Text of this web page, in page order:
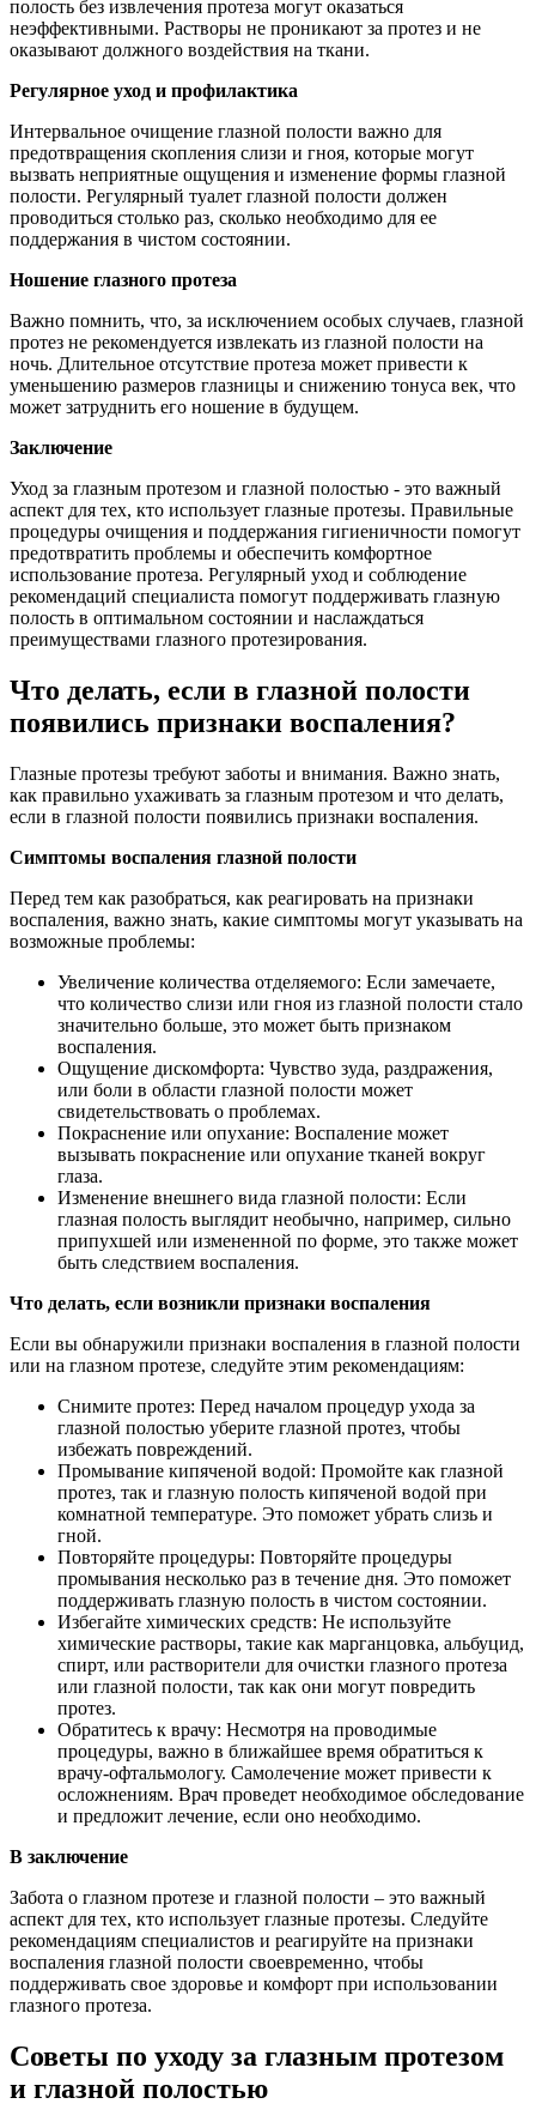
полость без извлечения протеза могут оказаться
неэффективными. Растворы не проникают за протез и не
оказывают должного воздействия на ткани.
Регулярное уход и профилактика
Интервальное очищение глазной полости важно для
предотвращения скопления слизи и гноя, которые могут
вызвать неприятные ощущения и изменение формы глазной
полости. Регулярный туалет глазной полости должен
проводиться столько раз, сколько необходимо для ее
поддержания в чистом состоянии.
Ношение глазного протеза
Важно помнить, что, за исключением особых случаев, глазной
протез не рекомендуется извлекать из глазной полости на
ночь. Длительное отсутствие протеза может привести к
уменьшению размеров глазницы и снижению тонуса век, что
может затруднить его ношение в будущем.
Заключение
Уход за глазным протезом и глазной полостью - это важный
аспект для тех, кто использует глазные протезы. Правильные
процедуры очищения и поддержания гигиеничности помогут
предотвратить проблемы и обеспечить комфортное
использование протеза. Регулярный уход и соблюдение
рекомендаций специалиста помогут поддерживать глазную
полость в оптимальном состоянии и наслаждаться
преимуществами глазного протезирования.
Что делать, если в глазной полости
появились признаки воспаления?
Глазные протезы требуют заботы и внимания. Важно знать,
как правильно ухаживать за глазным протезом и что делать,
если в глазной полости появились признаки воспаления.
Симптомы воспаления глазной полости
Перед тем как разобраться, как реагировать на признаки
воспаления, важно знать, какие симптомы могут указывать на
возможные проблемы:
Увеличение количества отделяемого: Если замечаете,
что количество слизи или гноя из глазной полости стало
значительно больше, это может быть признаком
воспаления.
Ощущение дискомфорта: Чувство зуда, раздражения,
или боли в области глазной полости может
свидетельствовать о проблемах.
Покраснение или опухание: Воспаление может
вызывать покраснение или опухание тканей вокруг
глаза.
Изменение внешнего вида глазной полости: Если
глазная полость выглядит необычно, например, сильно
припухшей или измененной по форме, это также может
быть следствием воспаления.
Что делать, если возникли признаки воспаления
Если вы обнаружили признаки воспаления в глазной полости
или на глазном протезе, следуйте этим рекомендациям:
Снимите протез: Перед началом процедур ухода за
глазной полостью уберите глазной протез, чтобы
избежать повреждений.
Промывание кипяченой водой: Промойте как глазной
протез, так и глазную полость кипяченой водой при
комнатной температуре. Это поможет убрать слизь и
гной.
Повторяйте процедуры: Повторяйте процедуры
промывания несколько раз в течение дня. Это поможет
поддерживать глазную полость в чистом состоянии.
Избегайте химических средств: Не используйте
химические растворы, такие как марганцовка, альбуцид,
спирт, или растворители для очистки глазного протеза
или глазной полости, так как они могут повредить
протез.
Обратитесь к врачу: Несмотря на проводимые
процедуры, важно в ближайшее время обратиться к
врачу-офтальмологу. Самолечение может привести к
осложнениям. Врач проведет необходимое обследование
и предложит лечение, если оно необходимо.
В заключение
Забота о глазном протезе и глазной полости – это важный
аспект для тех, кто использует глазные протезы. Следуйте
рекомендациям специалистов и реагируйте на признаки
воспаления глазной полости своевременно, чтобы
поддерживать свое здоровье и комфорт при использовании
глазного протеза.
Советы по уходу за глазным протезом
и глазной полостью